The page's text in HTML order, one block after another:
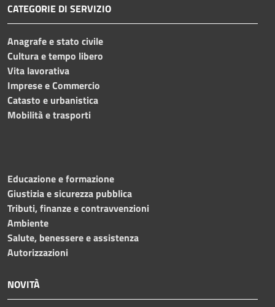
CATEGORIE DI SERVIZIO
Anagrafe e stato civile
Cultura e tempo libero
Vita lavorativa
Imprese e Commercio
Catasto e urbanistica
Mobilità e trasporti
Educazione e formazione
Giustizia e sicurezza pubblica
Tributi, finanze e contravvenzioni
Ambiente
Salute, benessere e assistenza
Autorizzazioni
NOVITÀ